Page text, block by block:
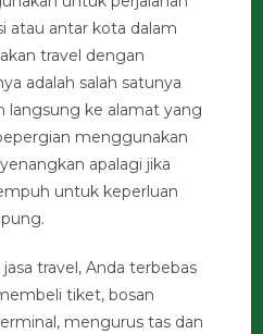
atau antar kota dalam
travel dengan
adalah salah satunya
langsung ke alamat yang
menggunakan
apalagi jika
untuk keperluan
travel, Anda terbebas
tiket, bosan
mengurus tas dan